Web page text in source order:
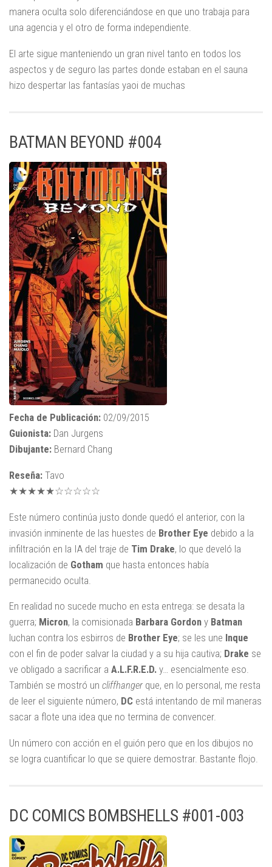
manera oculta solo diferenciándose en que uno trabaja para
una agencia y el otro de forma independiente.
El arte sigue manteniendo un gran nivel tanto en todos los
aspectos y de seguro las partes donde estaban en el sauna
hizo despertar las fantasías yaoi de muchas
BATMAN BEYOND #004
Fecha de Publicación: 02/09/2015
Guionista: Dan Jurgens
Dibujante: Bernard Chang
Reseña: Tavo
★★★★★☆☆☆☆☆
Este número continúa justo donde quedó el anterior, con la
invasión inminente de las huestes de Brother Eye debido a la
infiltración en la IA del traje de Tim Drake, lo que develó la
localización de Gotham que hasta entonces había
permanecido oculta.
En realidad no sucede mucho en esta entrega: se desata la
guerra; Micron, la comisionada Barbara Gordon y Batman
luchan contra los esbirros de Brother Eye; se les une Inque
con el fin de poder salvar la ciudad y a su hija cautiva; Drake se
ve obligado a sacrificar a A.L.F.R.E.D. y… esencialmente eso.
También se mostró un cliffhanger que, en lo personal, me resta
de leer el siguiente número, DC está intentando de mil maneras
sacar a flote una idea que no termina de convencer.
Un número con acción en el guión pero que en los dibujos no
se logra cuantificar lo que se quiere demostrar. Bastante flojo.
DC COMICS BOMBSHELLS #001-003